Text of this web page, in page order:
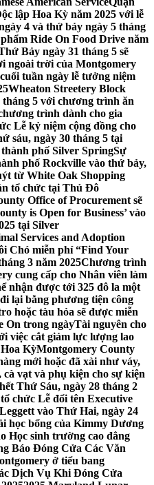
lập Hoa Kỳ năm 2025 với lễ
4 và thứ bảy ngày 5 tháng
Ride On Food Drive năm
Bảy ngày 31 tháng 5 sẽ
ngoài trời của Montgomery
tuần ngày lễ tưởng niệm
Wheaton Streetery Block
tháng 5 với chương trình ăn
trình dành cho gia
Lễ kỷ niệm cộng đồng cho
sáu, ngày 30 tháng 5 tại
phố Silver SpringSự
phố Rockville vào thứ bảy,
từ White Oak Shopping
tổ chức tại Thủ Đô
Office of Procurement sẽ
is Open for Business’ vào
tại Silver
Services and Adoption
Chó miễn phí “Find Your
3 năm 2025Chương trình
cung cấp cho Nhân viên làm
nhận được tới 325 đô la một
lại bằng phương tiện công
hoặc tàu hỏa sẽ được miễn
On trong ngàyTài nguyên cho
việc cắt giảm lực lượng lao
KỳMontgomery County
mới hoặc đã xài như váy,
cà vạt và phụ kiện cho sự kiện
Thứ Sáu, ngày 28 tháng 2
chức Lễ đổi tên Executive
vào Thứ Hai, ngày 24
học bổng của Kimmy Dương
Học sinh trường cao đẳng
Báo Đóng Cửa Các Văn
ở tiểu bang
Dịch Vụ Khi Đóng Cửa